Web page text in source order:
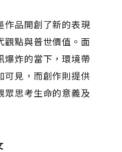
作品開創了新的表現
觀點與普世價值。面
爆炸的當下，環境帶
可見，而創作則提供
眾思考生命的意義及